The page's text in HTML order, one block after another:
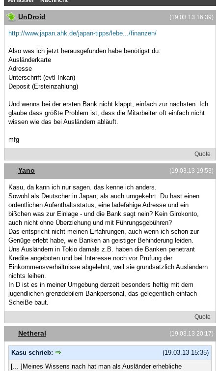
(19.03.13 16:39)
UnDroid
http://www.japan.ahk.de/japan-tipps/lebe.../finanzen/
Also was ich jetzt herausgefunden habe benötigst du:
Ausländerkarte
Adresse
Unterschrift (evtl Inkan)
Deposit (Ersteinzahlung)
Und wenns bei der ersten Bank nicht klappt, einfach zur nächsten. Ich
glaube dass größte Problem ist, dass die Mitarbeiter oft einfach nicht
wissen wie das bei Ausländern abläuft.
mfg
Quote
(19.03.13 19:53)
Yano
Kasu, da kann ich nur sagen. das kenne ich anders.
Sowohl als Deutscher in Japan, als auch umgekehrt. Du hast einen
ordentlichen Aufenthaltsstatus, eine ladefähige Adresse und ein
bißchen was zur Einlage - und die Bank sagt nein? Kein Girokonto,
auch nicht ohne Überziehung und mit Führungsgebühren?
Das entspricht nicht meinen Erfahrungen, auch wenn ich schon zur
Genüge erlebt habe, wie Banken an geistiger Behinderung leiden.
Uns Ausländern in Tokio damals z.B. haben die Banken penetrant
Kredite angeboten und bei Interesse noch vor Prüfung der
Einkommensverhältnisse abgelehnt, weil sie grundsätzlich Ausländern
nichts leihen.
In D ist es in meiner Umgebung derzeit besonders heftig mit dem
jugendlichen grenzdebilem Bankpersonal, das gelegentlich einfach
ScheiBe baut.
Quote
(19.03.13 20:17)
Netheral
(19.03.13 15:35)
Kasu schrieb:
[... ]Meines Wissens nach hat man als Ausländer erhebliche